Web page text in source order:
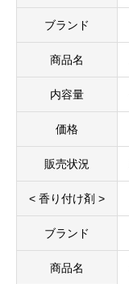
ブランド
商品名
内容量
価格
販売状況
< 香り付け剤 >
ブランド
商品名